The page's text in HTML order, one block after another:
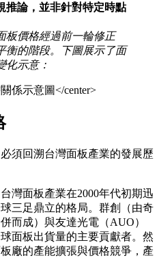
推論，並非針對特定時點
板價格經過前一輪修正
衡的階段。下圖展示了面
化示意：
</center>
須回溯台灣面板產業的發展歷
台灣面板產業在2000年代初期迅
三足鼎立的格局。群創（由奇
而成）與友達光電（AUO）
面板出貨量的主要貢獻者。然
廠的產能擴張與價格競爭，產